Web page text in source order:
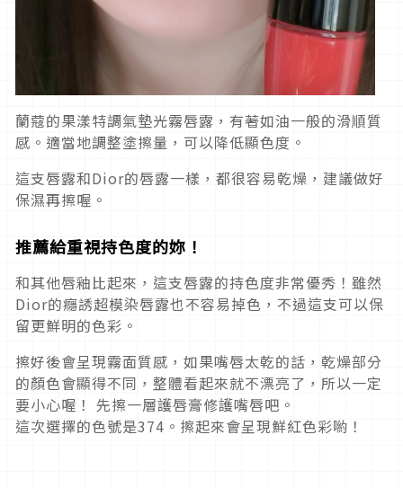
蘭蔻的果漾特調氣墊光霧唇露，有著如油一般的滑順質
感。適當地調整塗擦量，可以降低顯色度。
這支唇露和Dior的唇露一樣，都很容易乾燥，建議做好
保濕再擦喔。
推薦給重視持色度的妳！
和其他唇釉比起來，這支唇露的持色度非常優秀！雖然
Dior的癮誘超模染唇露也不容易掉色，不過這支可以保
留更鮮明的色彩。
擦好後會呈現霧面質感，如果嘴唇太乾的話，乾燥部分
的顏色會顯得不同，整體看起來就不漂亮了，所以一定
要小心喔！ 先擦一層護唇膏修護嘴唇吧。
這次選擇的色號是374。擦起來會呈現鮮紅色彩喲！